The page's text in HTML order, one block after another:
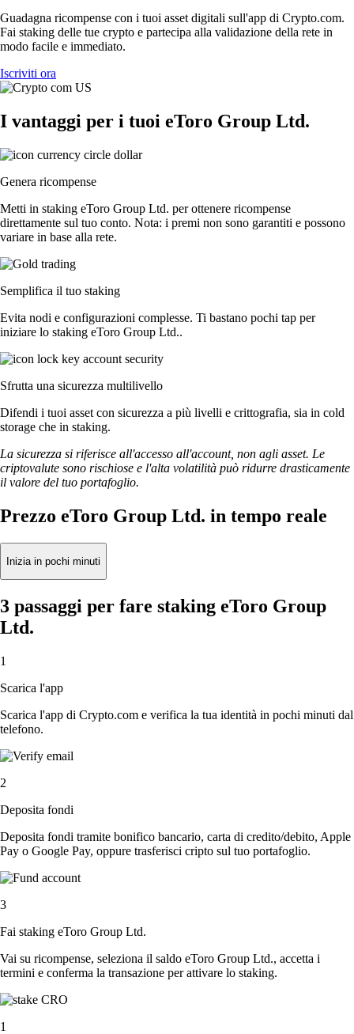
Guadagna ricompense con i tuoi asset digitali sull'app di Crypto.com.
Fai staking delle tue crypto e partecipa alla validazione della rete in
modo facile e immediato.
Iscriviti ora
I vantaggi per i tuoi eToro Group Ltd.
Genera ricompense
Metti in staking eToro Group Ltd. per ottenere ricompense
direttamente sul tuo conto. Nota: i premi non sono garantiti e possono
variare in base alla rete.
Semplifica il tuo staking
Evita nodi e configurazioni complesse. Ti bastano pochi tap per
iniziare lo staking eToro Group Ltd..
Sfrutta una sicurezza multilivello
Difendi i tuoi asset con sicurezza a più livelli e crittografia, sia in cold
storage che in staking.
La sicurezza si riferisce all'accesso all'account, non agli asset. Le
criptovalute sono rischiose e l'alta volatilità può ridurre drasticamente
il valore del tuo portafoglio.
Prezzo eToro Group Ltd. in tempo reale
Inizia in pochi minuti
3 passaggi per fare staking eToro Group
Ltd.
1
Scarica l'app
Scarica l'app di Crypto.com e verifica la tua identità in pochi minuti dal
telefono.
2
Deposita fondi
Deposita fondi tramite bonifico bancario, carta di credito/debito, Apple
Pay o Google Pay, oppure trasferisci cripto sul tuo portafoglio.
3
Fai staking eToro Group Ltd.
Vai su ricompense, seleziona il saldo eToro Group Ltd., accetta i
termini e conferma la transazione per attivare lo staking.
1